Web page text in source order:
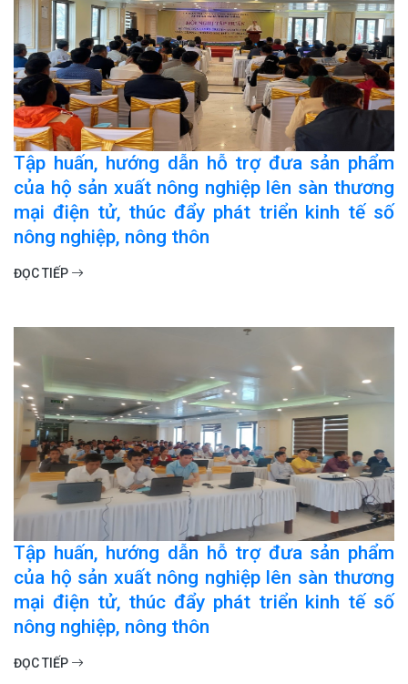
Tập huấn, hướng dẫn hỗ trợ đưa sản phẩm
của hộ sản xuất nông nghiệp lên sàn thương
mại điện tử, thúc đẩy phát triển kinh tế số
nông nghiệp, nông thôn
ĐỌC TIẾP
Tập huấn, hướng dẫn hỗ trợ đưa sản phẩm
của hộ sản xuất nông nghiệp lên sàn thương
mại điện tử, thúc đẩy phát triển kinh tế số
nông nghiệp, nông thôn
ĐỌC TIẾP